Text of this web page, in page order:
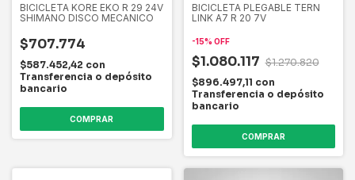
BICICLETA KORE EKO R 29 24V
SHIMANO DISCO MECANICO
$707.774
$587.452,42 con
Transferencia o depósito
bancario
COMPRAR
BICICLETA PLEGABLE TERN
LINK A7 R 20 7V
-15% OFF
$1.080.117 $1.270.820
$896.497,11 con
Transferencia o depósito
bancario
COMPRAR